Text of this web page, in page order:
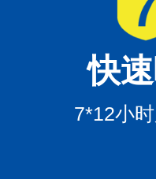
快
7*12小